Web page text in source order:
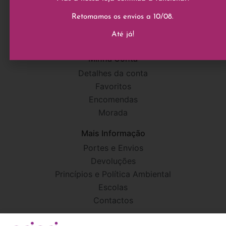
Minha Conta
Detalhes da conta
Favoritos
Encomendas
Morada
Mais Informação
Portes e Envios
Devoluções
Princípios e Política Ambiental
Escolas
Contactos
Retomamos os envios a 10/08.
Até já!